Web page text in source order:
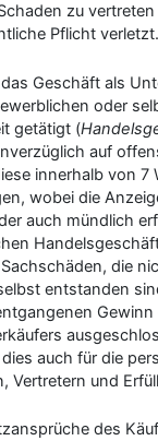
zu
Pflicht verletzt.
Geschäft als
oder
getätigt (
auf
innerhalb von 7
wobei die
auch mündlich
die
entstanden
auch für die
Vertretern und
des